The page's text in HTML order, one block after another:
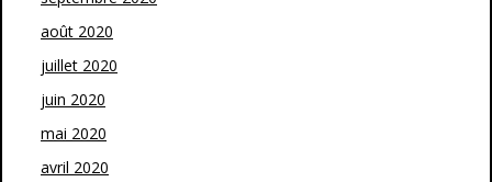
août 2020
juillet 2020
juin 2020
mai 2020
avril 2020